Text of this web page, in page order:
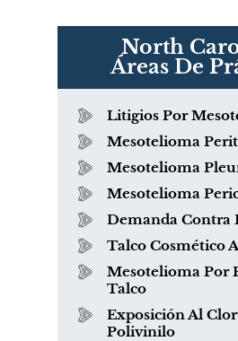
North
Áreas De
Litigios Por
Mesotelioma
Mesotelioma
Mesotelioma
Demanda Contra
Talco Cosmético
Mesotelioma Por
Talco
Exposición Al
Polivinilo